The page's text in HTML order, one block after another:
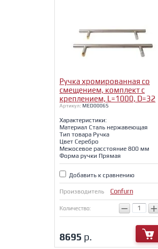
Ручка хромированная со
смещением, комплект с
креплением, L=1000, D=32
Артикул: MED0006S
Характеристики:
Материал Сталь нержавеющая
Тип товара Ручка
Цвет Серебро
Межосевое расстояние 800 мм
Форма ручки Прямая
Добавить к сравнению
Производитель Confurn
Количество: − +
8695 р.